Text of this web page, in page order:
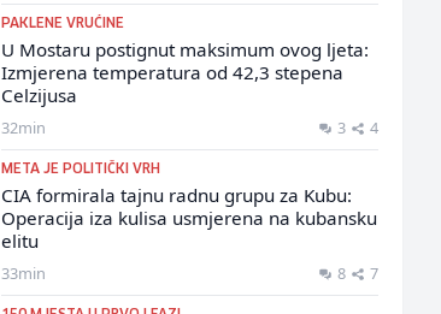
PAKLENE VRUĆINE
U Mostaru postignut maksimum ovog ljeta:
Izmjerena temperatura od 42,3 stepena
Celzijusa
32min 3 4
META JE POLITIČKI VRH
CIA formirala tajnu radnu grupu za Kubu:
Operacija iza kulisa usmjerena na kubansku
elitu
33min 8 7